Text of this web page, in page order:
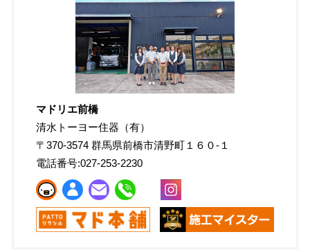
マドリエ前橋
清水トーヨー住器（有）
〒 370-3574 群馬県前橋市清野町１６０-１
電話番号:027-253-2230